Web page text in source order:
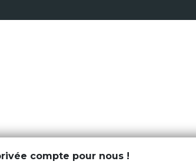
compte pour nous !